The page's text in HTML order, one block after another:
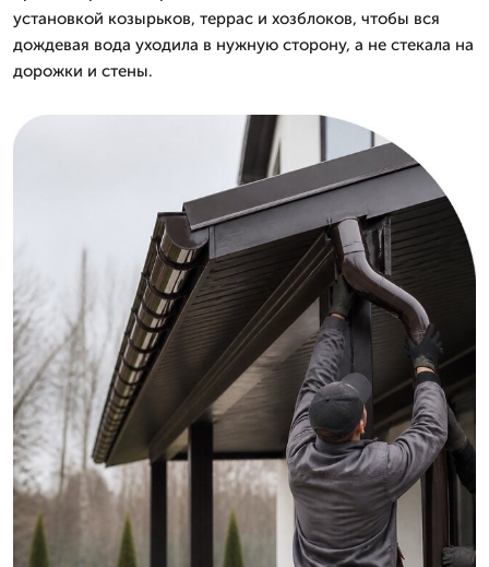
установкой козырьков, террас и хозблоков, чтобы вся
дождевая вода уходила в нужную сторону, а не стекала на
дорожки и стены.